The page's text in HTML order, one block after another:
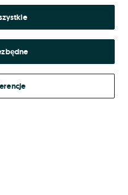
się
dostawców wskazanych powyżej,
w jego aktualnym brzmieniu.